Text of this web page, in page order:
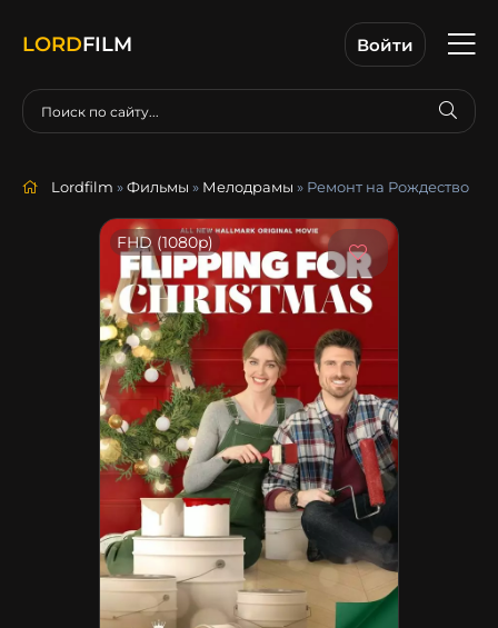
LORDFILM Войти
Lordfilm »Фильмы » Мелодрамы » Ремонт на Рождество
FHD (1080p)